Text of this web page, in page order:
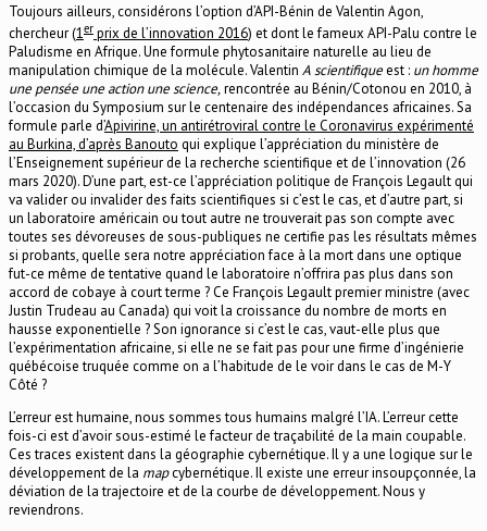
Toujours ailleurs, considérons l’option d’API-Bénin de Valentin Agon,
chercheur (1er prix de l’innovation 2016) et dont le fameux API-Palu contre le
Paludisme en Afrique. Une formule phytosanitaire naturelle au lieu de
manipulation chimique de la molécule. Valentin Ascientifiqueest : un homme
une pensée une action une science,rencontrée au Bénin/Cotonou en 2010, à
l’occasion du Symposium sur le centenaire des indépendances africaines. Sa
formule parle d’Apivirine, un antirétroviral contre le Coronavirus expérimenté
au Burkina, d’après Banouto qui explique l’appréciation du ministère de
l’Enseignement supérieur de la recherche scientifique et de l’innovation (26
mars 2020). D’une part, est-ce l’appréciation politique de François Legault qui
va valider ou invalider des faits scientifiques si c’est le cas, et d’autre part, si
un laboratoire américain ou tout autre ne trouverait pas son compte avec
toutes ses dévoreuses de sous-publiques ne certifie pas les résultats mêmes
si probants, quelle sera notre appréciation face à la mort dans une optique
fut-ce même de tentative quand le laboratoire n’offrira pas plus dans son
accord de cobaye à court terme ? Ce François Legault premier ministre (avec
Justin Trudeau au Canada) qui voit la croissance du nombre de morts en
hausse exponentielle ? Son ignorance si c’est le cas, vaut-elle plus que
l’expérimentation africaine, si elle ne se fait pas pour une firme d’ingénierie
québécoise truquée comme on a l’habitude de le voir dans le cas de M-Y
Côté ?
L’erreur est humaine, nous sommes tous humains malgré l’IA. L’erreur cette
fois-ci est d’avoir sous-estimé le facteur de traçabilité de la main coupable.
Ces traces existent dans la géographie cybernétique. Il y a une logique sur le
développement de la mapcybernétique. Il existe une erreur insoupçonnée, la
déviation de la trajectoire et de la courbe de développement. Nous y
reviendrons.